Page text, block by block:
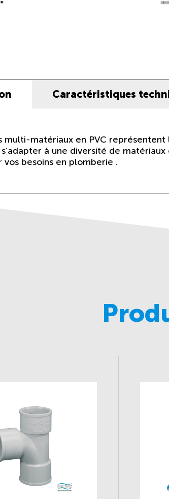
Caractéristiques
multi-matériaux en PVC
s’adapter à une diversité de
vos besoins en plomberie .